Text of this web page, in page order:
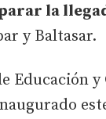
la
y Baltasar.
Educación